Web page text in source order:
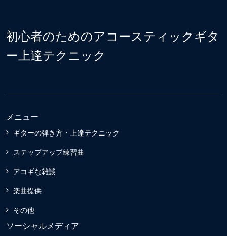
初心者のためのアコースティックギタ
ー上達テクニック
メニュー
ギターの弾き方・上達テクニック
ステップアップ練習曲
アコギな雑談
楽曲提供
その他
ソーシャルメディア